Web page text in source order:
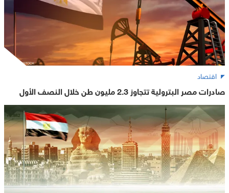
اقتصاد
صادرات مصر البترولية تتجاوز 2.3 مليون طن خلال النصف الأول